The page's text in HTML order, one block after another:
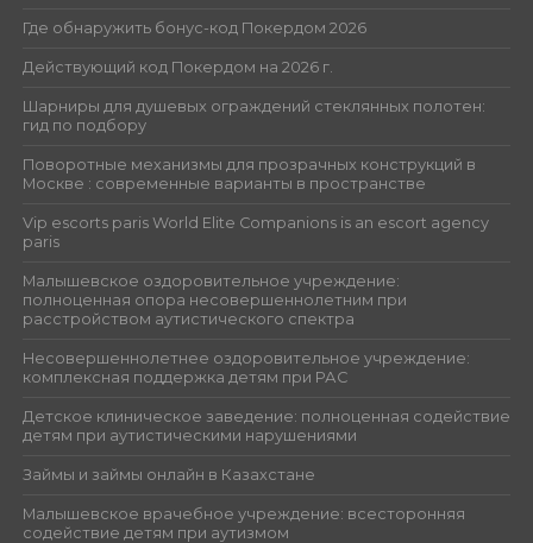
Где обнаружить бонус-код Покердом 2026
Действующий код Покердом на 2026 г.
Шарниры для душевых ограждений стеклянных полотен:
гид по подбору
Поворотные механизмы для прозрачных конструкций в
Москве : современные варианты в пространстве
Vip escorts paris World Elite Companions is an escort agency
paris
Малышевское оздоровительное учреждение:
полноценная опора несовершеннолетним при
расстройством аутистического спектра
Несовершеннолетнее оздоровительное учреждение:
комплексная поддержка детям при РАС
Детское клиническое заведение: полноценная содействие
детям при аутистическими нарушениями
Займы и займы онлайн в Казахстане
Малышевское врачебное учреждение: всесторонняя
содействие детям при аутизмом